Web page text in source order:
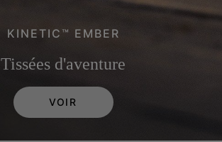
KINETIC™ EMBER
Tissées d'aventure
VOIR